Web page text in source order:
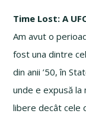
Time Lost: A
Am avut o
fost una dintre
din anii ’50, în
unde e expusă
libere decât cele